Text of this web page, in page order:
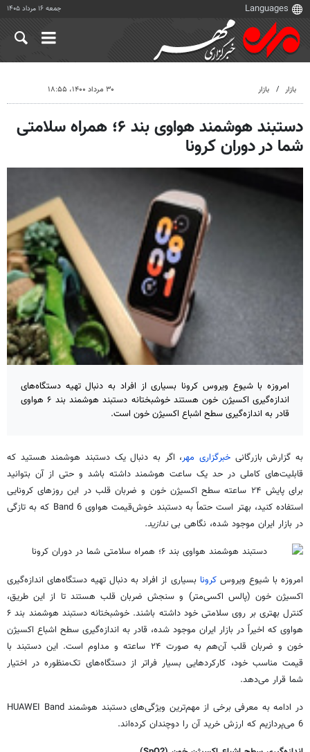
جمعه ۱۶ مرداد ۱۴۰۵
بازار بازار ۳۰ مرداد ۱۴۰۰، ۱۸:۵۵
دستبند هوشمند هواوی بند ۶؛ همراه سلامتی
شما در دوران کرونا
امروزه با شیوع ویروس کرونا بسیاری از افراد به دنبال تهیه دستگاه‌های
اندازه‌گیری اکسیژن خون هستند خوشبختانه دستبند هوشمند بند ۶ هواوی
قادر به اندازه‌گیری سطح اشباع اکسیژن خون است.
به گزارش بازرگانی خبرگزاری مهر، اگر به دنبال یک دستبند هوشمند هستید که
قابلیت‌های کاملی در حد یک ساعت هوشمند داشته باشد و حتی از آن بتوانید
برای پایش ۲۴ ساعته سطح اکسیژن خون و ضربان قلب در این روزهای کرونایی
استفاده کنید، بهتر است حتماً به دستبند خوش‌قیمت هواوی Band 6 که به تازگی
در بازار ایران موجود شده، نگاهی بی ندازید.
امروزه با شیوع ویروس کرونا بسیاری از افراد به دنبال تهیه دستگاه‌های اندازه‌گیری
اکسیژن خون (پالس اکسی‌متر) و سنجش ضربان قلب هستند تا از این طریق،
کنترل بهتری بر روی سلامتی خود داشته باشند. خوشبختانه دستبند هوشمند بند ۶
هواوی که اخیراً در بازار ایران موجود شده، قادر به اندازه‌گیری سطح اشباع اکسیژن
خون و ضربان قلب آن‌هم به صورت ۲۴ ساعته و مداوم است. این دستبند با
قیمت مناسب خود، کارکردهایی بسیار فراتر از دستگاه‌های تک‌منظوره در اختیار
شما قرار می‌دهد.
در ادامه به معرفی برخی از مهم‌ترین ویژگی‌های دستبند هوشمند HUAWEI Band
6 می‌پردازیم که ارزش خرید آن را دوچندان کرده‌اند.